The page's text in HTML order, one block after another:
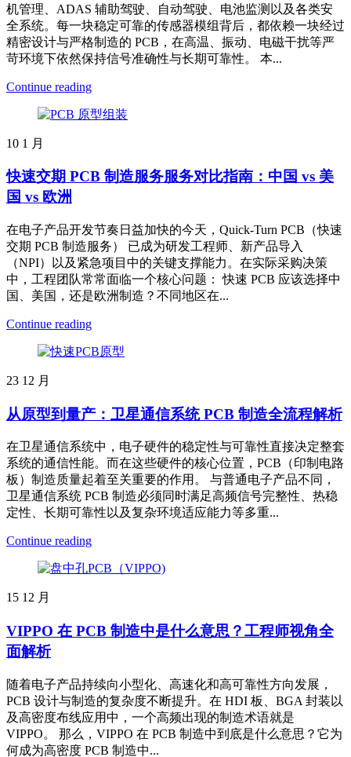
机管理、ADAS 辅助驾驶、自动驾驶、电池监测以及各类安
全系统。每一块稳定可靠的传感器模组背后，都依赖一块经过
精密设计与严格制造的 PCB，在高温、振动、电磁干扰等严
苛环境下依然保持信号准确性与长期可靠性。 本...
Continue reading
10 1 月
快速交期 PCB 制造服务服务对比指南：中国 vs 美
国 vs 欧洲
在电子产品开发节奏日益加快的今天，Quick-Turn PCB（快速
交期 PCB 制造服务） 已成为研发工程师、新产品导入
（NPI）以及紧急项目中的关键支撑能力。在实际采购决策
中，工程团队常常面临一个核心问题： 快速 PCB 应该选择中
国、美国，还是欧洲制造？不同地区在...
Continue reading
23 12 月
从原型到量产：卫星通信系统 PCB 制造全流程解析
在卫星通信系统中，电子硬件的稳定性与可靠性直接决定整套
系统的通信性能。而在这些硬件的核心位置，PCB（印制电路
板）制造质量起着至关重要的作用。 与普通电子产品不同，
卫星通信系统 PCB 制造必须同时满足高频信号完整性、热稳
定性、长期可靠性以及复杂环境适应能力等多重...
Continue reading
15 12 月
VIPPO 在 PCB 制造中是什么意思？工程师视角全
面解析
随着电子产品持续向小型化、高速化和高可靠性方向发展，
PCB 设计与制造的复杂度不断提升。在 HDI 板、BGA 封装以
及高密度布线应用中，一个高频出现的制造术语就是
VIPPO。 那么，VIPPO 在 PCB 制造中到底是什么意思？它为
何成为高密度 PCB 制造中...